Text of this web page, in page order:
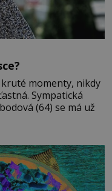
momenty, nikdy
(64) se má už